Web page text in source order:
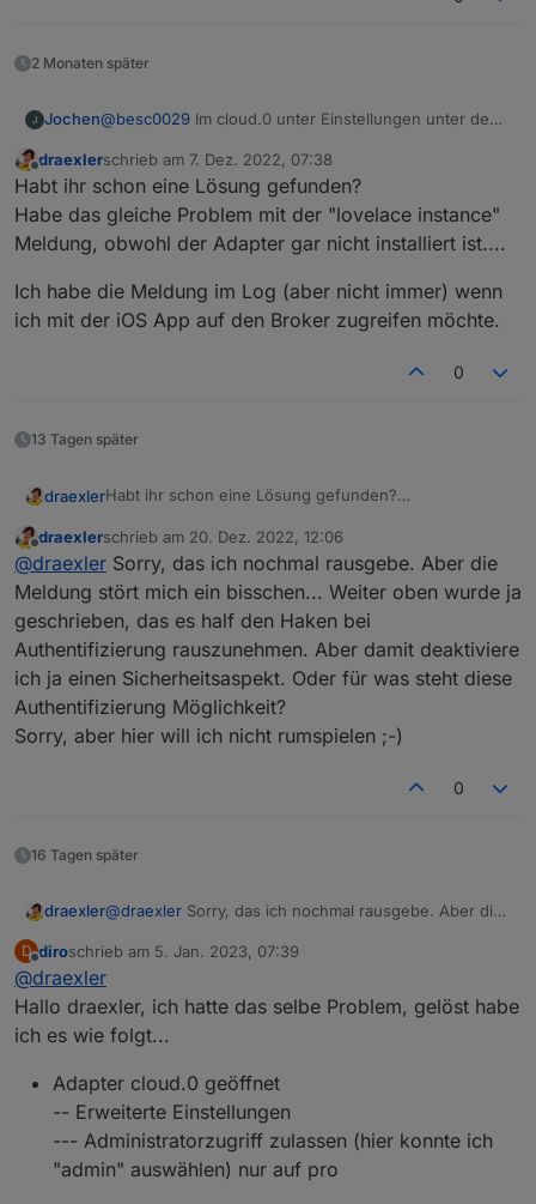
2 Monaten später
Jochen@besc0029 Im cloud.0 unter Einstellungen unter den
ich glaube ohne kommst Du gar nicht rein..
Offline
draexlerschrieb am 7. Dez. 2022, 07:38
zuletzt editiert von
Habt ihr schon eine Lösung gefunden?
Habe das gleiche Problem mit der "lovelace instance"
Meldung, obwohl der Adapter gar nicht installiert ist....
Ich habe die Meldung im Log (aber nicht immer) wenn
ich mit der iOS App auf den Broker zugreifen möchte.
0
13 Tagen später
draexlerHabt ihr schon eine Lösung gefunden?
Meldung, obwohl der Adapter gar nicht installiert ist....
Ich habe die Meldung im Log (aber nicht immer) wenn
ich mit der iOS App auf den Broker zugreifen möchte.
Offline
draexlerschrieb am 20. Dez. 2022, 12:06
zuletzt editiert von
@draexler Sorry, das ich nochmal rausgebe. Aber die
Meldung stört mich ein bisschen... Weiter oben wurde ja
geschrieben, das es half den Haken bei
Authentifizierung rauszunehmen. Aber damit deaktiviere
ich ja einen Sicherheitsaspekt. Oder für was steht diese
Authentifizierung Möglichkeit?
Sorry, aber hier will ich nicht rumspielen ;-)
0
16 Tagen später
draexler@draexler Sorry, das ich nochmal rausgebe. Aber die
ja geschrieben, das es half den Haken bei
Authentifizierung rauszunehmen. Aber damit
deaktiviere ich ja einen Sicherheitsaspekt. Oder für
was steht diese Authentifizierung Möglichkeit?
Sorry, aber hier will ich nicht rumspielen ;-)
D
Offline
diroschrieb am 5. Jan. 2023, 07:39
zuletzt editiert von
@draexler
Hallo draexler, ich hatte das selbe Problem, gelöst habe
ich es wie folgt...
Adapter cloud.0 geöffnet
-- Erweiterte Einstellungen
--- Administratorzugriff zulassen (hier konnte ich
"admin" auswählen) nur auf pro